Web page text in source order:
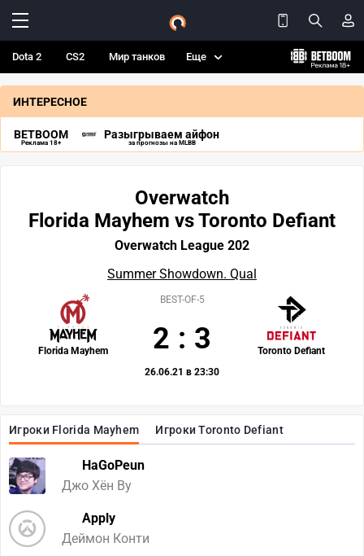
Dota 2 CS2 Мир танков Еще
ИНТЕРЕСНОЕ
BETBOOM
Реклама 18+
Разыгрываем айфон
за прогнозы на MLBB
Игроки Florida Mayhem Игроки Toronto Defiant
HaGoPeun
Джо Хён Ву
Apply
Деймон Конти
Overwatch
Florida Mayhem vs Toronto Defiant
Overwatch League 202
Summer Showdown. Qual
Florida Mayhem Toronto Defiant
BEST-OF-5
2 : 3
26.06.21 в 23:30